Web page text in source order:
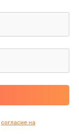
согласие на